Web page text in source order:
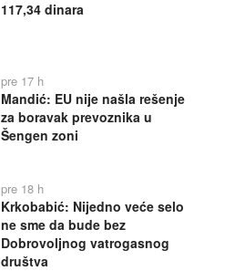
117,34 dinara
pre 17 h
Mandić: EU nije našla rešenje
za boravak prevoznika u
Šengen zoni
pre 18 h
Krkobabić: Nijedno veće selo
ne sme da bude bez
Dobrovoljnog vatrogasnog
društva